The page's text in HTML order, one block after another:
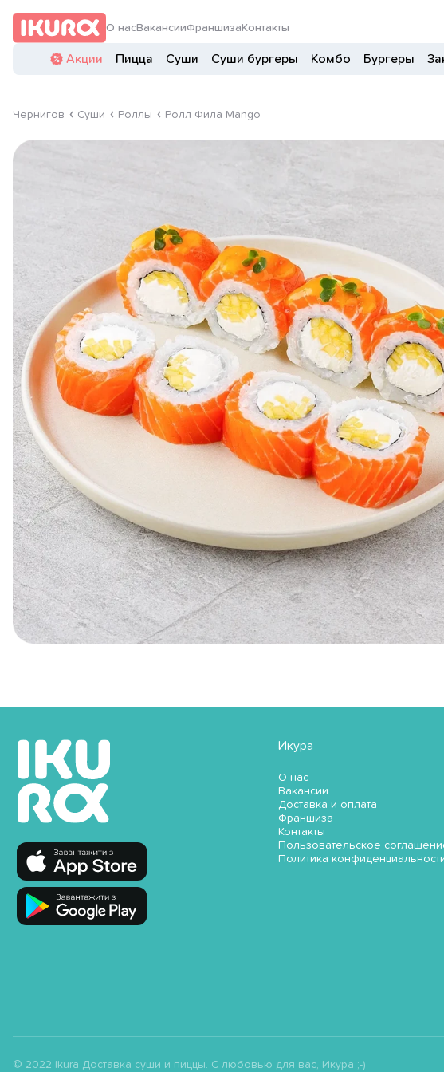
О насВакансииФраншиза Контакты
Акции Пицца Суши Суши бургеры Комбо Бургеры
Чернигов Суши Роллы Ролл Фила Mango
Икура
О нас
Вакансии
Доставка и оплата
Франшиза
Контакты
Пользовательское
Политика
© 2022 Ikura Доставка суши и пиццы. С любовью для вас, Икура ;-)